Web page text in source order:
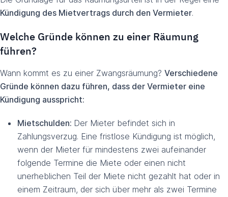
Kündigung des Mietvertrags durch den Vermieter.
Welche Gründe können zu einer Räumung
führen?
Wann kommt es zu einer Zwangsräumung? Verschiedene
Gründe können dazu führen, dass der Vermieter eine
Kündigung ausspricht:
Mietschulden: Der Mieter befindet sich in
Zahlungsverzug. Eine fristlose Kündigung ist möglich,
wenn der Mieter für mindestens zwei aufeinander
folgende Termine die Miete oder einen nicht
unerheblichen Teil der Miete nicht gezahlt hat oder in
einem Zeitraum, der sich über mehr als zwei Termine